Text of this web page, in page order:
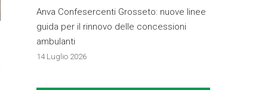
Anva Confesercenti Grosseto: nuove linee
guida per il rinnovo delle concessioni
ambulanti
14 Luglio 2026